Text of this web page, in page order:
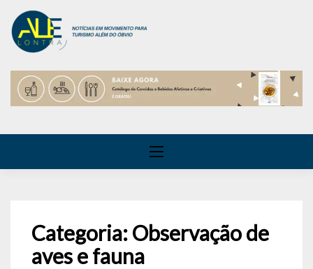
Categoria:Observação de
aves e fauna